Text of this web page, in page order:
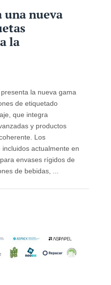
una nueva
la
la nueva gama
de etiquetado
que integra
y productos
Los
actualmente en
envases rígidos de
de bebidas, ...